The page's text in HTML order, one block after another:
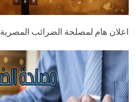
اعلان هام لمصلحة الضرائب المصرية